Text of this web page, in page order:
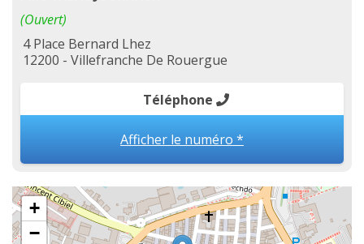
(Ouvert)
4 Place Bernard Lhez
12200 - Villefranche De Rouergue
Téléphone
Afficher le numéro *
+
−